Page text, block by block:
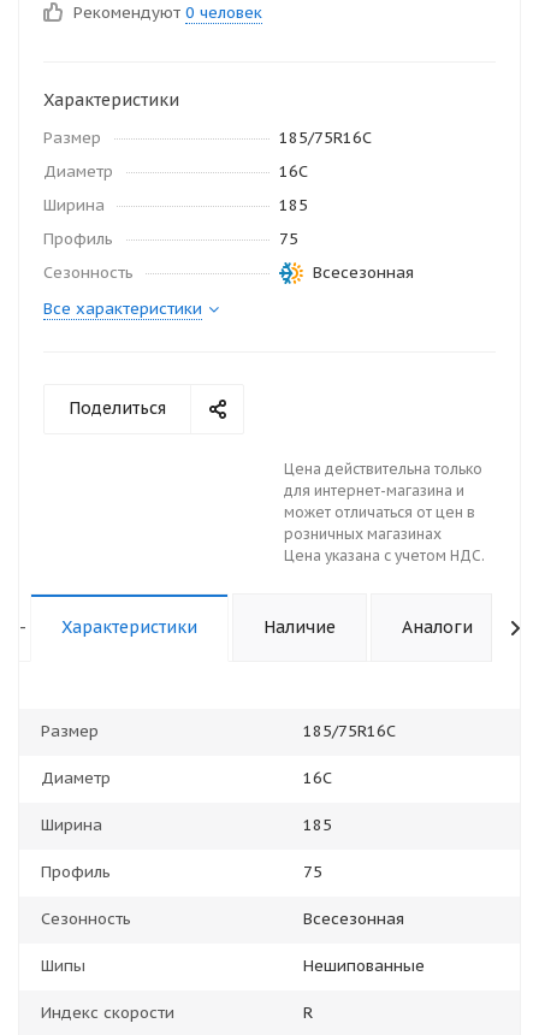
Рекомендуют 0 человек
Характеристики
Размер
185/75R16C
Диаметр
16С
Ширина
185
Профиль
75
Сезонность
Всесезонная
Все характеристики
Поделиться
Цена действительна только
для интернет-магазина и
может отличаться от цен в
розничных магазинах
Цена указана с учетом НДС.
- Характеристики Наличие Аналоги
Размер 185/75R16C
Диаметр 16С
Ширина 185
Профиль 75
Сезонность Всесезонная
Шипы Нешипованные
Индекс скорости R